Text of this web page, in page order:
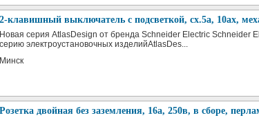
2-клавишный выключатель с подсветкой, сх.5а, 10ах,
Новая серия AtlasDesign от бренда Schneider Electric Schneider
серию электроустановочных изделийAtlasDes...
Минск
Розетка двойная без заземления, 16а, 250в, в сборе,